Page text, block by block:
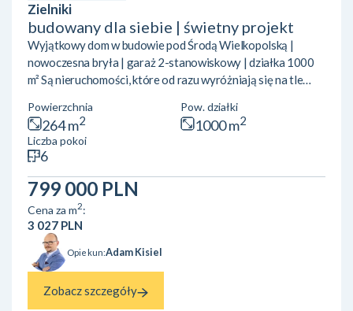
Zielniki
budowany dla siebie | świetny projekt
Wyjątkowy dom w budowie pod Środą Wielkopolską |
nowoczesna bryła | garaż 2-stanowiskowy | działka 1000
m² Są nieruchomości, które od razu wyróżniają się na tle
Nowoczesna, przykuwająca uwagę bryła, bardzo
funkcjonalny układ pomieszczeń, duże przeszklenia,
przestrzeń, garaż na dwa samochody i świetna lokalizacja z
szybkim dojazdem do Środy Wielkopolskiej oraz Poznania.
Dom był przygotowywany przez właścicieli dla siebie — z
dużą dbałością o pr...
Powierzchnia
264 m2
Pow. działki
1000 m2
Liczba pokoi
6
799 000 PLN
Cena za m2:
3 027 PLN
Opiekun:Adam Kisiel
Zobacz szczegóły